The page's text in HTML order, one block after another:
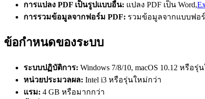
การแปลง PDF เป็นรูปแบบอื่น: แปลง PDF เป็น Word,
การรวมข้อมูลจากฟอร์ม PDF: รวมข้อมูลจากแบบฟอ
ข้อกำหนดของระบบ
ระบบปฏิบัติการ: Windows 7/8/10, macOS 10.12 หรือรุ่
หน่วยประมวลผล: Intel i3 หรือรุ่นใหม่กว่า
แรม: 4 GB หรือมากกว่า